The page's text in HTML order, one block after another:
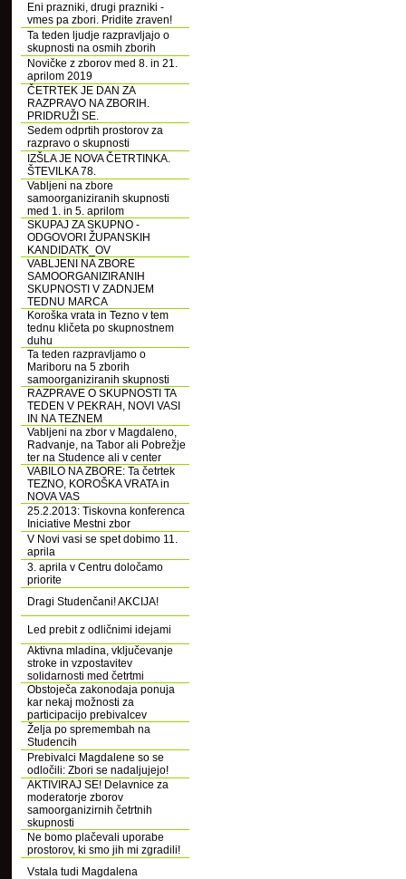
Eni prazniki, drugi prazniki -
vmes pa zbori. Pridite zraven!
Ta teden ljudje razpravljajo o
skupnosti na osmih zborih
Novičke z zborov med 8. in 21.
aprilom 2019
ČETRTEK JE DAN ZA
RAZPRAVO NA ZBORIH.
PRIDRUŽI SE.
Sedem odprtih prostorov za
razpravo o skupnosti
IZŠLA JE NOVA ČETRTINKA.
ŠTEVILKA 78.
Vabljeni na zbore
samoorganiziranih skupnosti
med 1. in 5. aprilom
SKUPAJ ZA SKUPNO -
ODGOVORI ŽUPANSKIH
KANDIDATK_OV
VABLJENI NA ZBORE
SAMOORGANIZIRANIH
SKUPNOSTI V ZADNJEM
TEDNU MARCA
Koroška vrata in Tezno v tem
tednu kličeta po skupnostnem
duhu
Ta teden razpravljamo o
Mariboru na 5 zborih
samoorganiziranih skupnosti
RAZPRAVE O SKUPNOSTI TA
TEDEN V PEKRAH, NOVI VASI
IN NA TEZNEM
Vabljeni na zbor v Magdaleno,
Radvanje, na Tabor ali Pobrežje
ter na Studence ali v center
VABILO NA ZBORE: Ta četrtek
TEZNO, KOROŠKA VRATA in
NOVA VAS
25.2.2013: Tiskovna konferenca
Iniciative Mestni zbor
V Novi vasi se spet dobimo 11.
aprila
3. aprila v Centru določamo
priorite
Dragi Studenčani! AKCIJA!
Led prebit z odličnimi idejami
Aktivna mladina, vključevanje
stroke in vzpostavitev
solidarnosti med četrtmi
Obstoječa zakonodaja ponuja
kar nekaj možnosti za
participacijo prebivalcev
Želja po spremembah na
Studencih
Prebivalci Magdalene so se
odločili: Zbori se nadaljujejo!
AKTIVIRAJ SE! Delavnice za
moderatorje zborov
samoorganizirnih četrtnih
skupnosti
Ne bomo plačevali uporabe
prostorov, ki smo jih mi zgradili!
Vstala tudi Magdalena